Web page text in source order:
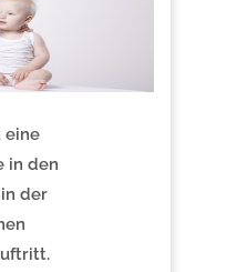
eine
in den
der